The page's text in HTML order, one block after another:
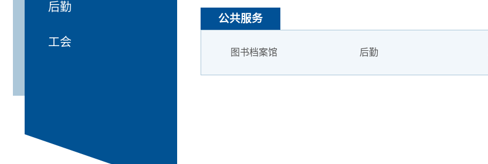
后勤
工会
公共服务
图书档案馆 后勤